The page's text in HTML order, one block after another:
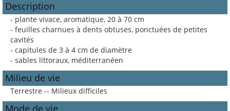
Description
- plante vivace, aromatique, 20 à 70 cm
- feuilles charnues à dents obtuses, ponctuées de petites
cavités
- capitules de 3 à 4 cm de diamètre
- sables littoraux, méditerranéen
Milieu de vie
Terrestre -- Milieux difficiles
Mode de vie